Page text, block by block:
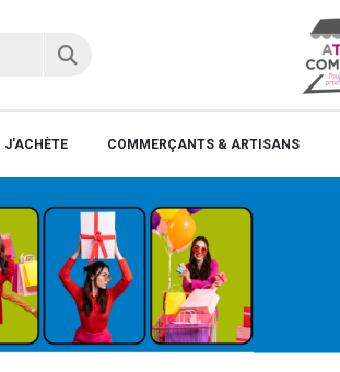
J'ACHÈTE COMMERÇANTS & ARTISANS